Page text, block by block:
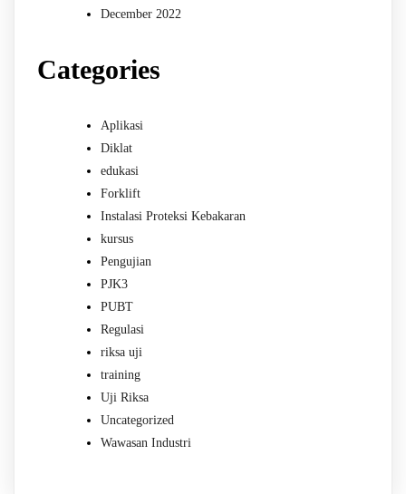
December 2022
Categories
Aplikasi
Diklat
edukasi
Forklift
Instalasi Proteksi Kebakaran
kursus
Pengujian
PJK3
PUBT
Regulasi
riksa uji
training
Uji Riksa
Uncategorized
Wawasan Industri